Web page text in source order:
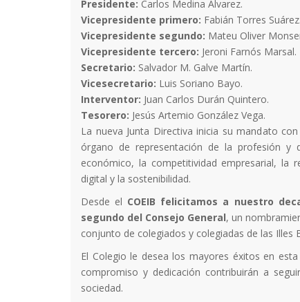
Presidente: Carlos Medina Álvarez.
Vicepresidente primero: Fabián Torres Suárez.
Vicepresidente segundo: Mateu Oliver
Vicepresidente tercero: Jeroni Farnós Marsal.
Secretario: Salvador M. Galve Martín.
Vicesecretario: Luis Soriano Bayo.
Interventor: Juan Carlos Durán Quintero.
Tesorero: Jesús Artemio González Vega.
La nueva Junta Directiva inicia su mandato
órgano de representación de la profesión y
económico, la competitividad empresarial, la
digital y la sostenibilidad.
Desde el COEIB felicitamos a nuestro
segundo del Consejo General, un
conjunto de colegiados y colegiadas de las Illes
El Colegio le desea los mayores éxitos en
compromiso y dedicación contribuirán a
sociedad.